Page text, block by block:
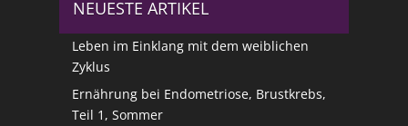
NEUESTE ARTIKEL
Leben im Einklang mit dem weiblichen
Zyklus
Ernährung bei Endometriose, Brustkrebs,
Teil 1, Sommer